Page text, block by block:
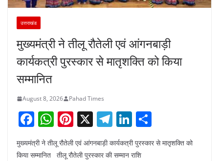
उत्तराखंड
मुख्यमंत्री ने तीलू रौतेली एवं आंगनबाड़ी
कार्यकत्री पुरस्कार से मातृशक्ति को किया
सम्मानित
August 8, 2026 Pahad Times
F
a
c
W
h
at
Pi
nt
er
X T
el
e
Li
n
k
h
ar
मुख्यमंत्री ने तीलू रौतेली एवं आंगनबाड़ी कार्यकत्री पुरस्कार से मातृशक्ति को
किया सम्मानित तीलू रौतेली पुरस्कार की सम्मान राशि